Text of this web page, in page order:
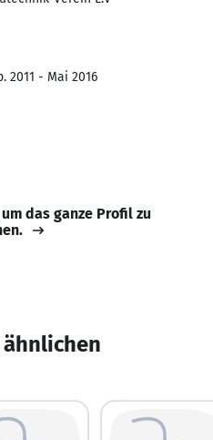
2011 - Mai 2016
das ganze Profil zu